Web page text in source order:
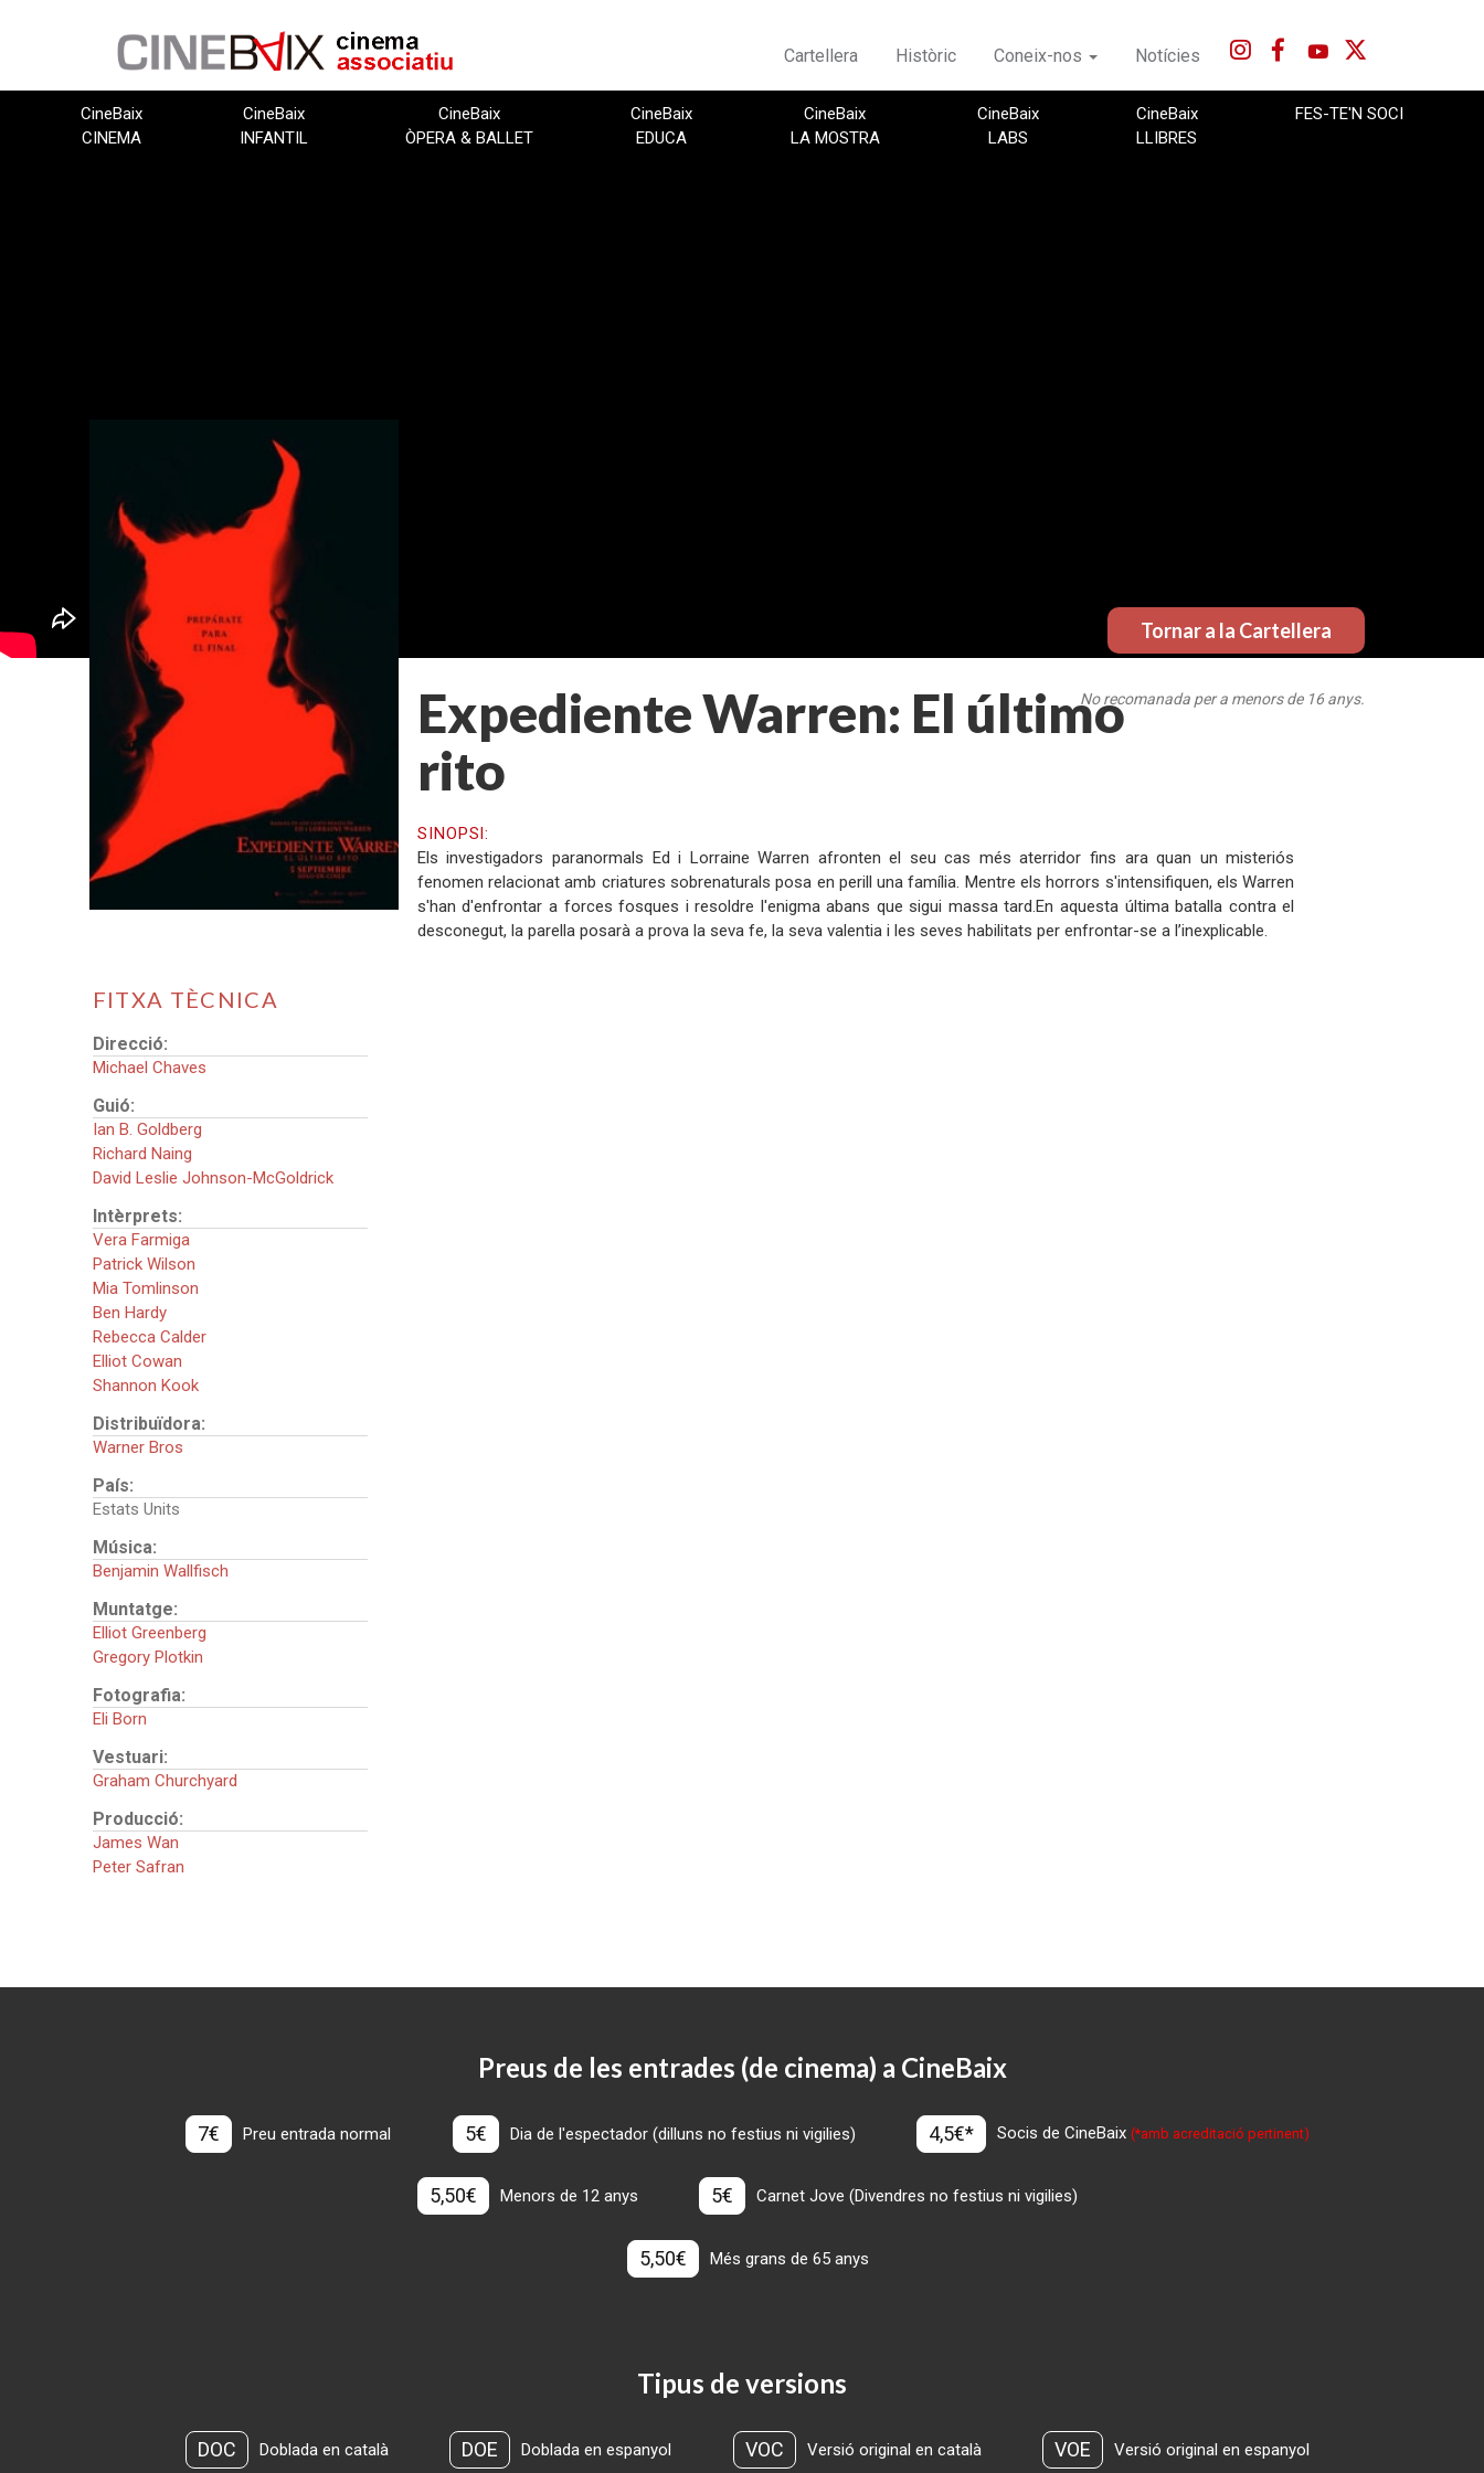
Cartellera Històric Coneix-nos Notícies
CineBaix
CINEMA
CineBaix
INFANTIL
CineBaix
ÒPERA & BALLET
CineBaix
EDUCA
CineBaix
LA MOSTRA
CineBaix
LABS
CineBaix
LLIBRES
FES-TE'N SOCI
Expediente Warren: El último
rito
Tornar a la Cartellera
No recomanada per a menors de 16 anys.
FITXA TÈCNICA
Direcció:
Michael Chaves
Guió:
Ian B. Goldberg
Richard Naing
David Leslie Johnson-McGoldrick
Intèrprets:
Vera Farmiga
Patrick Wilson
Mia Tomlinson
Ben Hardy
Rebecca Calder
Elliot Cowan
Shannon Kook
Distribuïdora:
Warner Bros
País:
Estats Units
Música:
Benjamin Wallfisch
Muntatge:
Elliot Greenberg
Gregory Plotkin
Fotografia:
Eli Born
Vestuari:
Graham Churchyard
Producció:
James Wan
Peter Safran
SINOPSI:
Els investigadors paranormals Ed i Lorraine Warren afronten el seu cas més aterridor fins ara quan un misteriós
fenomen relacionat amb criatures sobrenaturals posa en perill una família. Mentre els horrors s'intensifiquen, els Warren
s'han d'enfrontar a forces fosques i resoldre l'enigma abans que sigui massa tard.En aquesta última batalla contra el
desconegut, la parella posarà a prova la seva fe, la seva valentia i les seves habilitats per enfrontar-se a l’inexplicable.
Preus de les entrades (de cinema) a CineBaix
7€ Preu entrada normal 5€ Dia de l'espectador (dilluns no festius ni vigilies) 4,5€* Socis de CineBaix(*amb acreditació pertinent)
5,50€ Menors de 12 anys 5€ Carnet Jove (Divendres no festius ni vigilies)
5,50€ Més grans de 65 anys
Tipus de versions
DOC Doblada en català DOE Doblada en espanyol VOC Versió original en català VOE Versió original en espanyol